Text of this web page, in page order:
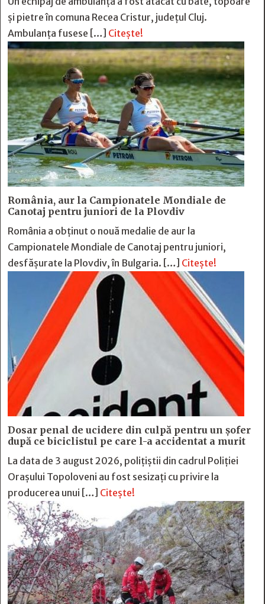
și pietre în comuna Recea Cristur, județul Cluj.
Ambulanța fusese […] Citește!
România, aur la Campionatele Mondiale de
Canotaj pentru juniori de la Plovdiv
România a obținut o nouă medalie de aur la
Campionatele Mondiale de Canotaj pentru juniori,
desfășurate la Plovdiv, în Bulgaria. […] Citește!
Dosar penal de ucidere din culpă pentru un șofer
după ce biciclistul pe care l-a accidentat a murit
La data de 3 august 2026, polițiștii din cadrul Poliției
Orașului Topoloveni au fost sesizați cu privire la
producerea unui […] Citește!